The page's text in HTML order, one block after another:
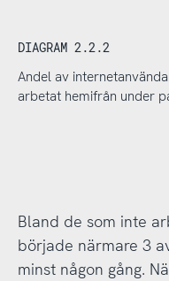
DIAGRAM 2.2.2
Andel av
arbetat hemifrån under
Bland de som inte
började närmare 3
minst någon gång.